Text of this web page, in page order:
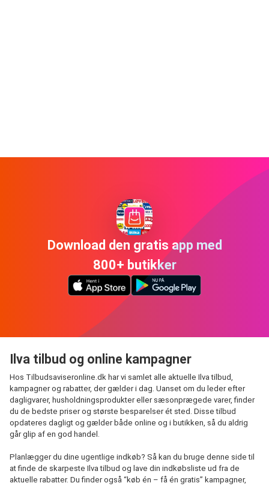
Download den gratis app med
800+ butikker
Ilva tilbud og online kampagner
Hos Tilbudsaviseronline.dk har vi samlet alle aktuelle Ilva tilbud,
kampagner og rabatter, der gælder i dag. Uanset om du leder efter
dagligvarer, husholdningsprodukter eller sæsonprægede varer, finder
du de bedste priser og største besparelser ét sted. Disse tilbud
opdateres dagligt og gælder både online og i butikken, så du aldrig
går glip af en god handel.
Planlægger du dine ugentlige indkøb? Så kan du bruge denne side til
at finde de skarpeste Ilva tilbud og lave din indkøbsliste ud fra de
aktuelle rabatter. Du finder også “køb én – få én gratis” kampagner,